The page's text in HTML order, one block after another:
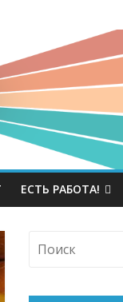
ЕСТЬ РАБОТА!